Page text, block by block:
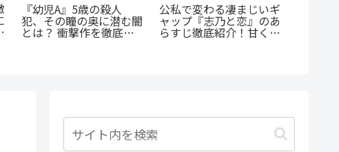
《65歳の老人が超人
に！？》『山岳超人マツ
オカ』のあらすじ紹介：
『捕虜英雄』完全解説！
最底辺から駆け上がる至
高のカタルシス